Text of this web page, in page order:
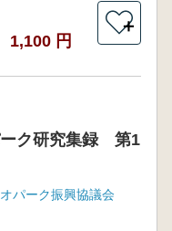
1,100 円
＋
ク研究集録 第1
パーク振興協議会